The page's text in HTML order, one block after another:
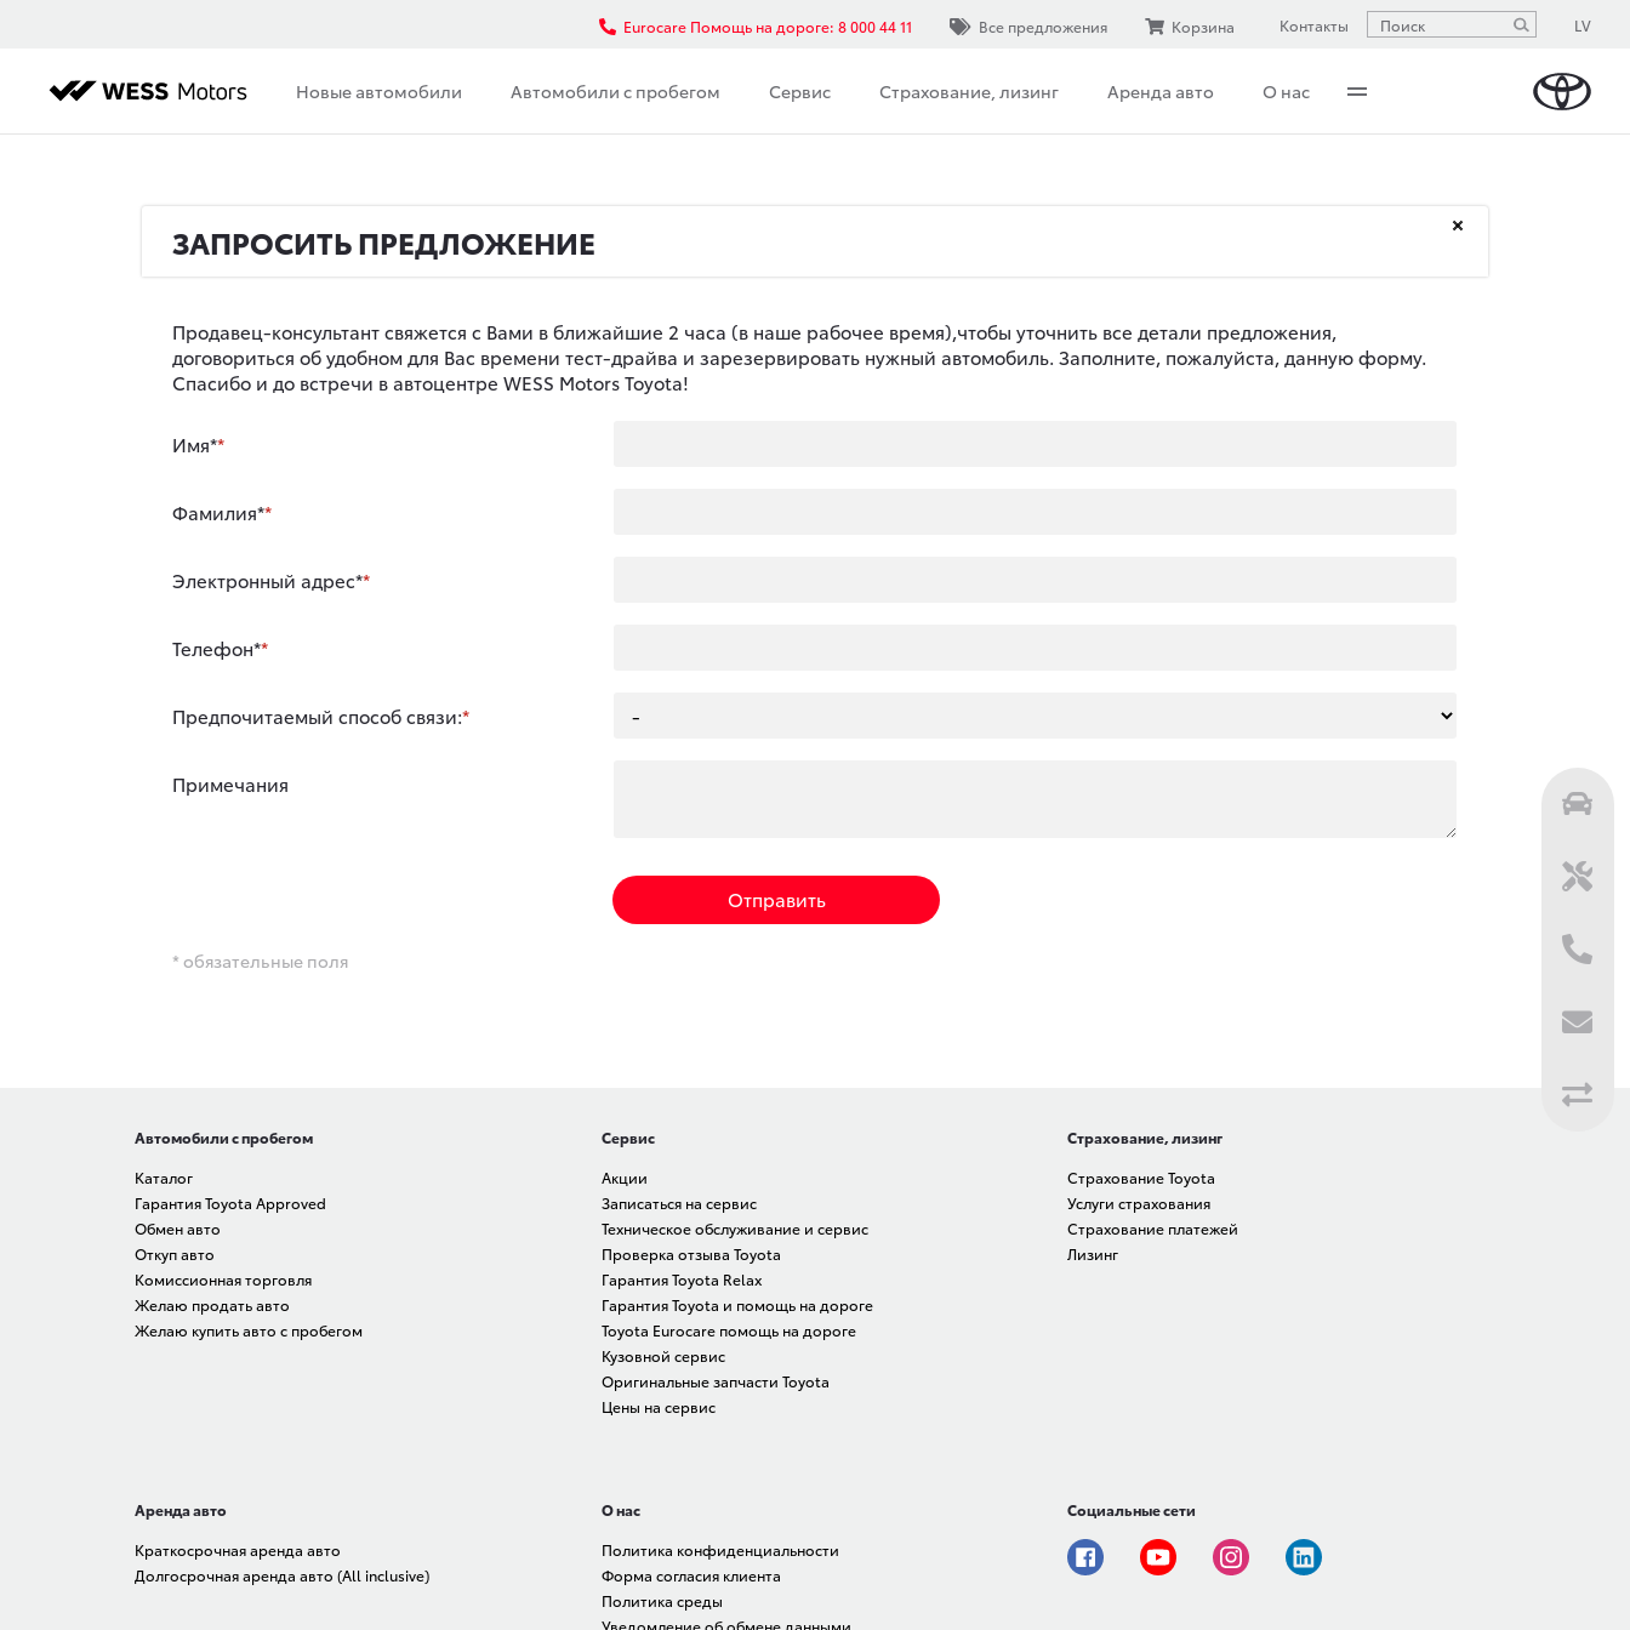
Новые автомобили Автомобили с пробегом Сервис Страхование, лизинг Аренда авто О нас
Eurocare Помощь на дороге: 8 000 44 11 Все предложения Корзина Контакты LV
ЗАПРОСИТЬ ПРЕДЛОЖЕНИЕ
Продавец-консультант свяжется с Вами в ближайшие 2 часа (в наше рабочее время),чтобы уточнить все детали предложения,
договориться об удобном для Вас времени тест-драйва и зарезервировать нужный автомобиль. Заполните, пожалуйста, данную форму.
Спасибо и до встречи в автоцентре WESS Motors Toyota!
Имя*
Фамилия*
Электронный адрес*
Телефон*
Предпочитаемый способ связи:
Примечания
Отправить
* обязательные поля
Автомобили с пробегом
Каталог
Гарантия Toyota Approved
Обмен авто
Откуп авто
Комиссионная торговля
Желаю продать авто
Желаю купить авто с пробегом
Сервис
Акции
Записаться на сервис
Техническое обслуживание и сервис
Проверка отзыва Toyota
Гарантия Toyota Relax
Гарантия Toyota и помощь на дороге
Toyota Eurocare помощь на дороге
Кузовной сервис
Оригинальные запчасти Toyota
Цены на сервис
Страхование, лизинг
Страхование Toyota
Услуги страхования
Страхование платежей
Лизинг
Аренда авто
Краткосрочная аренда авто
Долгосрочная аренда авто (All inclusive)
О нас
Политика конфиденциальности
Форма согласия клиента
Политика среды
Уведомление об обмене данными
Социальные сети
Facebook
YoutubeInstagram